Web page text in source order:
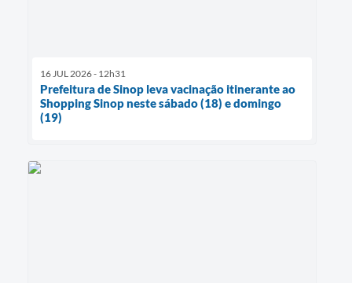
16 JUL 2026 - 12h31
Prefeitura de Sinop leva vacinação itinerante ao
Shopping Sinop neste sábado (18) e domingo
(19)